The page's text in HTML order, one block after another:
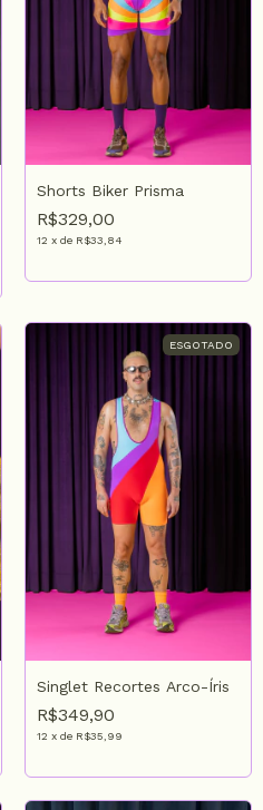
Shorts Biker Prisma
R$329,00
12 x de R$33,84
ESGOTADO
Singlet Recortes Arco-Íris
R$349,90
12 x de R$35,99